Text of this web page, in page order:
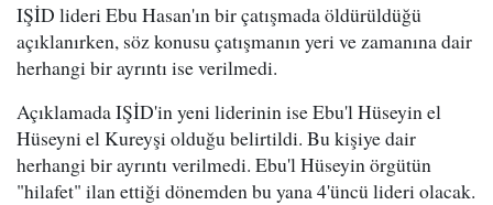
IŞİD lideri Ebu Hasan'ın bir çatışmada öldürüldüğü
açıklanırken, söz konusu çatışmanın yeri ve zamanına dair
herhangi bir ayrıntı ise verilmedi.
Açıklamada IŞİD'in yeni liderinin ise Ebu'l Hüseyin el
Hüseyni el Kureyşi olduğu belirtildi. Bu kişiye dair
herhangi bir ayrıntı verilmedi. Ebu'l Hüseyin örgütün
"hilafet" ilan ettiği dönemden bu yana 4'üncü lideri olacak.